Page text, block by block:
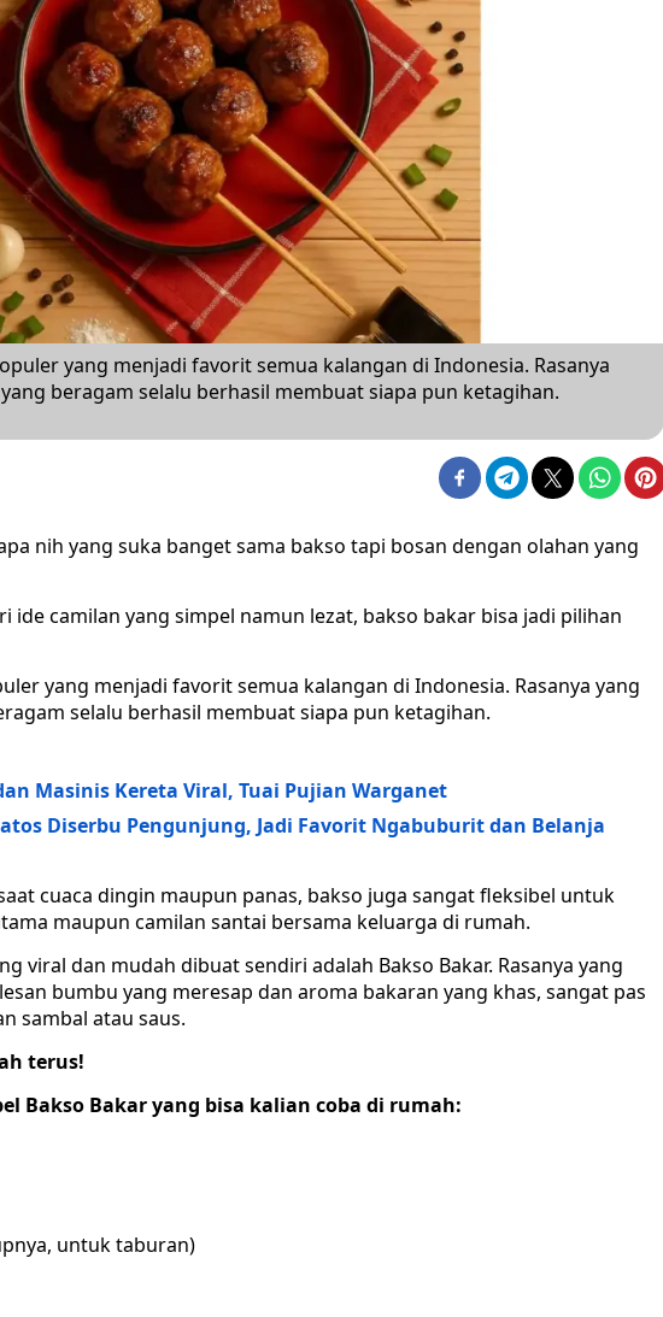
yang menjadi favorit semua kalangan di Indonesia. Rasanya
beragam selalu berhasil membuat siapa pun ketagihan.
nih yang suka banget sama bakso tapi bosan dengan olahan yang
ide camilan yang simpel namun lezat, bakso bakar bisa jadi pilihan
yang menjadi favorit semua kalangan di Indonesia. Rasanya yang
selalu berhasil membuat siapa pun ketagihan.
Masinis Kereta Viral, Tuai Pujian Warganet
Diserbu Pengunjung, Jadi Favorit Ngabuburit dan Belanja
cuaca dingin maupun panas, bakso juga sangat fleksibel untuk
maupun camilan santai bersama keluarga di rumah.
viral dan mudah dibuat sendiri adalah Bakso Bakar. Rasanya yang
bumbu yang meresap dan aroma bakaran yang khas, sangat pas
sambal atau saus.
terus!
Bakso Bakar yang bisa kalian coba di rumah:
untuk taburan)